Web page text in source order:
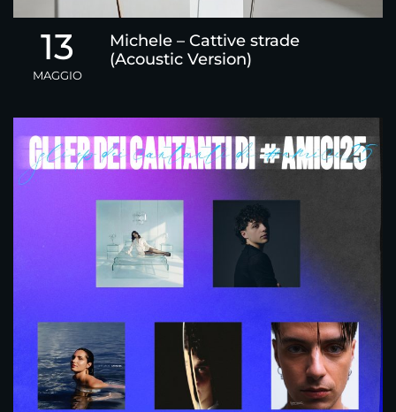
13
MAGGIO
Michele – Cattive strade
(Acoustic Version)